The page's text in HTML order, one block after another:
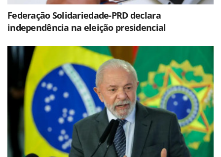
Federação Solidariedade-PRD declara
independência na eleição presidencial